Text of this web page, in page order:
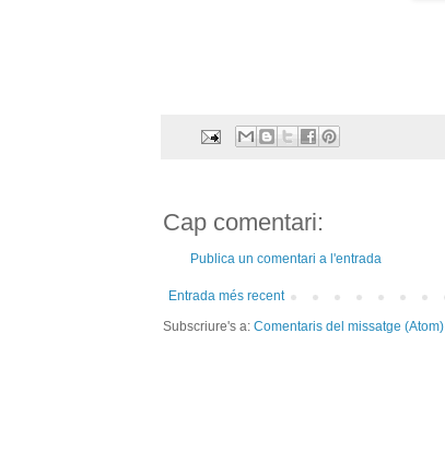
Cap comentari:
Publica un comentari a l'entrada
Entrada més recent
Subscriure's a: Comentaris del missatge (Atom)